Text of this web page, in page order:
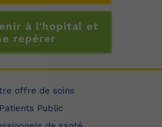
à l'hopital et
repérer
offre de soins
Patients Public